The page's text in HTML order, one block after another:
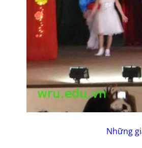
Những